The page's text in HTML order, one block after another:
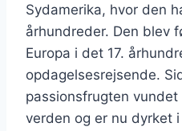
Sydamerika, hvor den
århundreder. Den blev
Europa i det 17.
opdagelsesrejsende.
passionsfrugten
verden og er nu dyrket